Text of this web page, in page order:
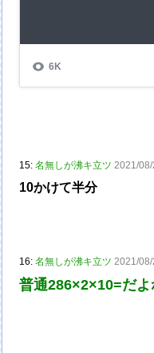
15:名無しが沸キ立ツ 2021/
10かけて半分
16:名無しが沸キ立ツ 2021/
普通286×2×10=だよ